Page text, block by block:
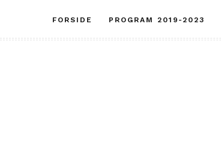
content
FORSIDE PROGRAM 2019-2023